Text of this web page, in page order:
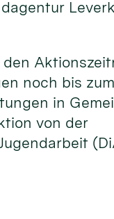
noch bis
in
von der